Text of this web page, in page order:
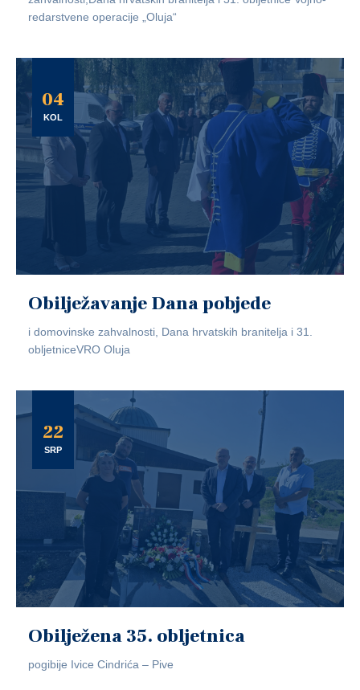
redarstvene operacije „Oluja“
04
KOL
Obilježavanje Dana pobjede
i domovinske zahvalnosti, Dana hrvatskih branitelja i 31.
obljetniceVRO Oluja
22
SRP
Obilježena 35. obljetnica
pogibije Ivice Cindrića – Pive